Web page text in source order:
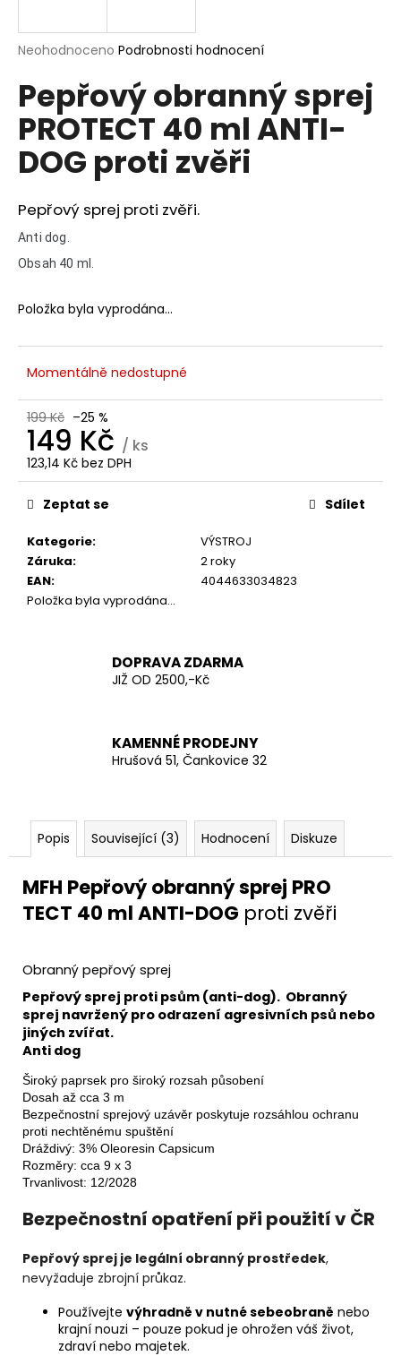
Průměrné
produktu
je
0,0
5
hvězdiček.
Neohodnoceno Podrobnosti hodnocení
Pepřový obranný sprej
PROTECT 40 ml ANTI-
DOG proti zvěři
Pepřový sprej proti zvěři.
Anti dog.
Obsah 40 ml.
Položka byla vyprodána…
Momentálně nedostupné
199 Kč –25 %
149 Kč / ks
123,14 Kč bez DPH
Měrná
cena:
Kategorie:
VÝSTROJ
Záruka:
2 roky
EAN:
4044633034823
Položka byla vyprodána…
Zeptat se Sdílet
DOPRAVA ZDARMA
JIŽ OD 2500,-Kč
KAMENNÉ PRODEJNY
Hrušová 51, Čankovice 32
Popis Související (3) Hodnocení Diskuze
MFH Pepřový obranný sprej PRO
TECT 40 ml ANTI-DOG proti zvěři
Obranný pepřový sprej
Pepřový sprej proti psům (anti-dog). Obranný
sprej navržený pro odrazení agresivních psů nebo
jiných zvířat.
Anti dog
Široký paprsek pro široký rozsah působení
Dosah až cca 3 m
Bezpečnostní sprejový uzávěr poskytuje rozsáhlou ochranu
proti nechtěnému spuštění
Dráždivý: 3% Oleoresin Capsicum
Rozměry: cca 9 x 3
Trvanlivost: 12/2028
Bezpečnostní opatření při použití v ČR
Pepřový sprej je legální obranný prostředek,
nevyžaduje zbrojní průkaz.
Používejte výhradně v nutné sebeobraně nebo
krajní nouzi – pouze pokud je ohrožen váš život,
zdraví nebo majetek.
j
t
?
HLEDAT
o
o
u
č
u
e
m
e
KŠANDY
(ŠLÉ)
ZELENÉ
TMAVĚ